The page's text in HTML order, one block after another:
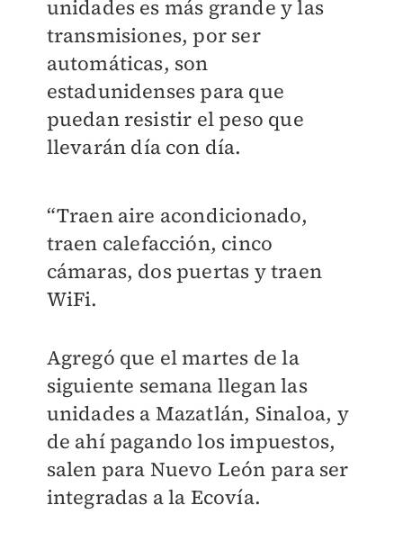
unidades es más grande y las
transmisiones, por ser
automáticas, son
estadunidenses para que
puedan resistir el peso que
llevarán día con día.
“Traen aire acondicionado,
traen calefacción, cinco
cámaras, dos puertas y traen
WiFi.
Agregó que el martes de la
siguiente semana llegan las
unidades a Mazatlán, Sinaloa, y
de ahí pagando los impuestos,
salen para Nuevo León para ser
integradas a la Ecovía.